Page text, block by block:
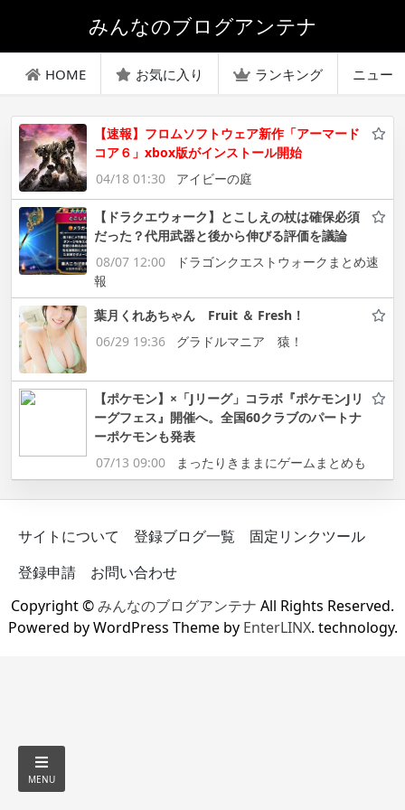
みんなのブログアンテナ
HOME お気に入り ランキング ニュー
【速報】フロムソフトウェア新作「アーマード
コア６」xbox版がインストール開始
04/18 01:30
アイビーの庭
【ドラクエウォーク】とこしえの杖は確保必須
だった？代用武器と後から伸びる評価を議論
08/07 12:00
ドラゴンクエストウォークまとめ速
報
葉月くれあちゃん Fruit ＆ Fresh！
06/29 19:36
グラドルマニア 猿！
【ポケモン】×「Jリーグ」コラボ『ポケモンJリ
ーグフェス』開催へ。全国60クラブのパートナ
ーポケモンも発表
07/13 09:00
まったりきままにゲームまとめも
サイトについて 登録ブログ一覧
固定リンクツール
登録申請
お問い合わせ
Copyright ©みんなのブログアンテナ All Rights Reserved.
Powered by WordPress Theme by EnterLINX. technology.
MENU